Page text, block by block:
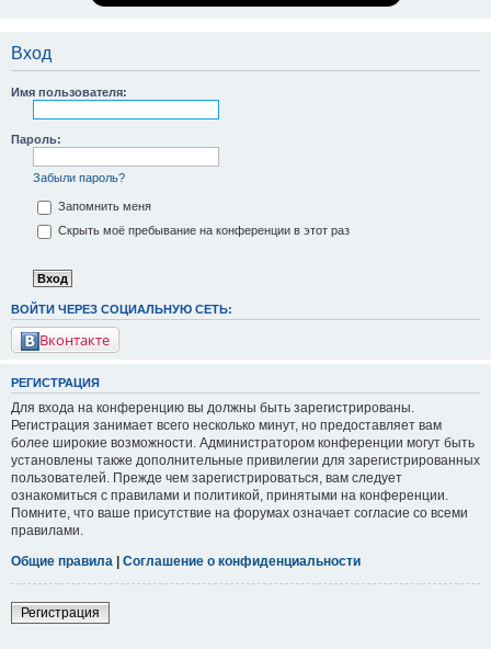
Вход
Имя пользователя:
Пароль:
Забыли пароль?
Запомнить меня
Скрыть моё пребывание на конференции в этот раз
ВОЙТИ ЧЕРЕЗ СОЦИАЛЬНУЮ СЕТЬ:
Вконтакте
РЕГИСТРАЦИЯ
Для входа на конференцию вы должны быть зарегистрированы.
Регистрация занимает всего несколько минут, но предоставляет вам
более широкие возможности. Администратором конференции могут быть
установлены также дополнительные привилегии для зарегистрированных
пользователей. Прежде чем зарегистрироваться, вам следует
ознакомиться с правилами и политикой, принятыми на конференции.
Помните, что ваше присутствие на форумах означает согласие со всеми
правилами.
Общие правила
Соглашение о конфиденциальности
Регистрация